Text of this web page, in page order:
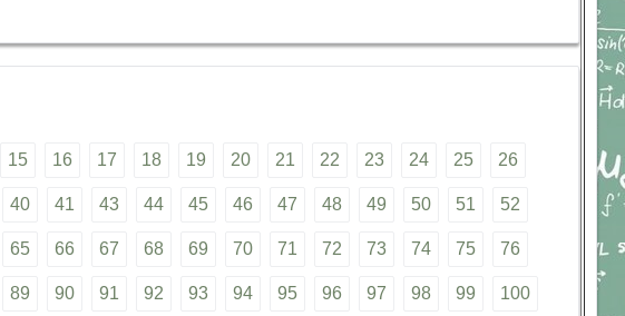
15 16 17 18 19 20 21 22 23 24 25 26
40 41 43 44 45 46 47 48 49 50 51 52
65 66 67 68 69 70 71 72 73 74 75 76
89 90 91 92 93 94 95 96 97 98 99 100